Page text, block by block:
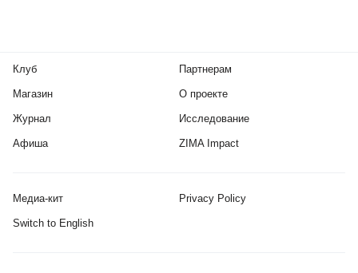
Клуб
Магазин
Журнал
Афиша
Партнерам
О проекте
Исследование
ZIMA Impact
Медиа-кит Privacy Policy
Switch to English